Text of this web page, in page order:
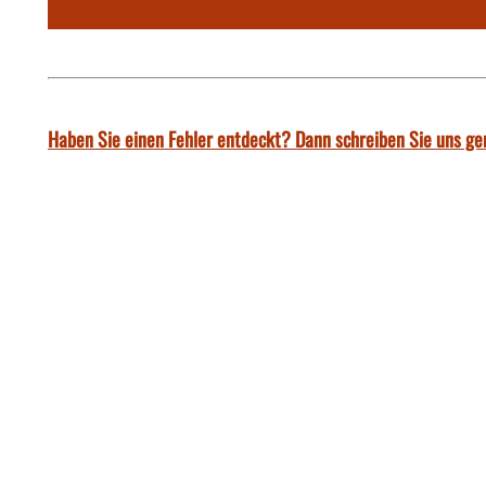
Haben Sie einen Fehler entdeckt? Dann schreiben Sie uns